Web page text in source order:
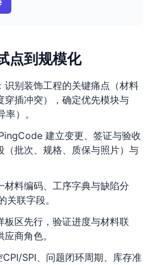
点到规模化
识别装饰工程的关键痛点（材料
穿插冲突），确定优先模块与
）。
建立变更、签证与验收
（批次、规格、质保与照片）与
材料编码、工序字典与缺陷分
关联字段。
板区先行，验证进度与材料联
商角色。
SPI、问题闭环周期、库存准